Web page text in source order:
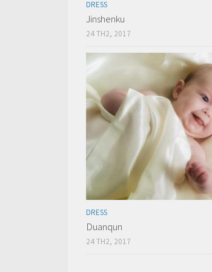
DRESS
Jinshenku
24 TH2, 2017
DRESS
Duanqun
24 TH2, 2017